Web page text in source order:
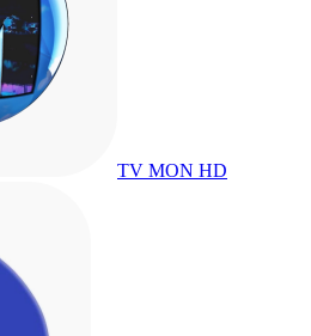
TV MON HD